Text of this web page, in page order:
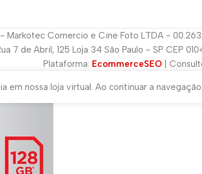
Markotec Comercio e Cine Foto LTDA -
7 de Abril, 125 Loja 34 São Paulo - SP CEP
Plataforma: EcommerceSEO |
em nossa loja virtual. Ao continuar a